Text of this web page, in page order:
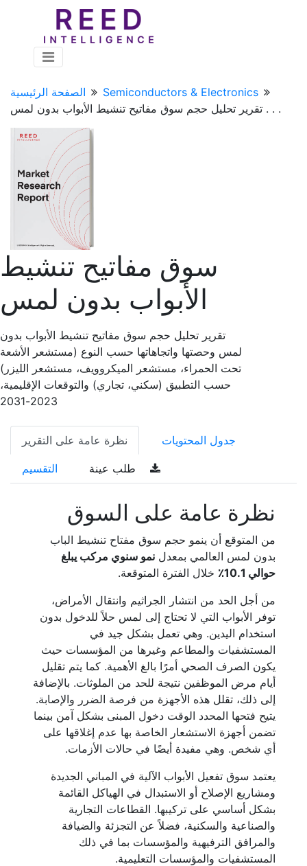
الصفحة الرئيسية
Semiconductors & Electronics
تقرير تحليل حجم سوق مفاتيح تنشيط الأبواب بدون لمس . . .
سوق مفاتيح تنشيط
الأبواب بدون لمس
تقرير تحليل حجم سوق مفاتيح تنشيط الأبواب بدون
لمس وحصتها واتجاهاتها حسب النوع (مستشعر الأشعة
تحت الحمراء، مستشعر الميكروويف، مستشعر الليزر)
حسب التطبيق (سكني، تجاري) والتوقعات الإقليمية،
2023-2031
نظرة عامة على التقرير جدول المحتويات
التقسيم
نظرة عامة على السوق
من المتوقع أن ينمو حجم سوق مفتاح تنشيط الباب
بدون لمس العالمي بمعدل نمو سنوي مركب يبلغ
حوالي 10.1٪
خلال الفترة المتوقعة.
من أجل الحد من انتشار الجراثيم وانتقال الأمراض،
توفر الأبواب التي لا تحتاج إلى لمس حلاً للدخول بدون
استخدام اليدين. وهي تعمل بشكل جيد في
المستشفيات والمطاعم وغيرها من المؤسسات حيث
يكون الصرف الصحي أمرًا بالغ الأهمية. كما يتم تقليل
أيام مرض الموظفين نتيجة للحد من الملوثات. بالإضافة
إلى ذلك، تقلل هذه الأجهزة من فرصة الضرر والإصابة.
يتيح فتحها المحدد الوقت دخول المبنى بشكل آمن بينما
تضمن أجهزة الاستشعار الخاصة بها عدم إغلاقها على
أي شخص. وهي مفيدة أيضًا في حالات الأزمات.
يعتمد سوق تفعيل الأبواب الآلية في المباني الجديدة
ومشاريع الإصلاح أو الاستبدال في الهياكل القائمة
بشكل أساسي على تركيبها. القطاعات التجارية
والصناعية والسكنية، فضلاً عن التجزئة والضيافة
والمرافق الترفيهية والمؤسسات بما في ذلك
المستشفيات والمؤسسات التعليمية.